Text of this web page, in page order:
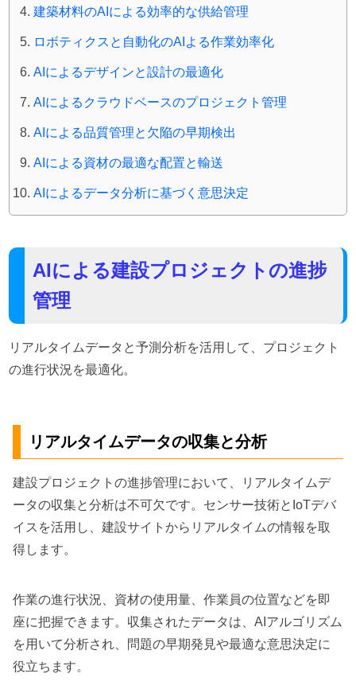
建築材料のAIによる効率的な供給管理
ロボティクスと自動化のAIよる作業効率化
AIによるデザインと設計の最適化
AIによるクラウドベースのプロジェクト管理
AIによる品質管理と欠陥の早期検出
AIによる資材の最適な配置と輸送
AIによるデータ分析に基づく意思決定
AIによる建設プロジェクトの進捗
管理
リアルタイムデータと予測分析を活用して、プロジェクト
の進行状況を最適化。
リアルタイムデータの収集と分析
建設プロジェクトの進捗管理において、リアルタイムデ
ータの収集と分析は不可欠です。センサー技術とIoTデバ
イスを活用し、建設サイトからリアルタイムの情報を取
得します。
作業の進行状況、資材の使用量、作業員の位置などを即
座に把握できます。収集されたデータは、AIアルゴリズム
を用いて分析され、問題の早期発見や最適な意思決定に
役立ちます。